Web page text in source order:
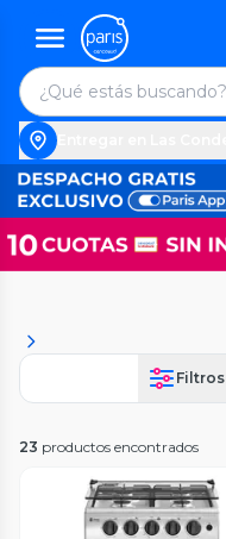
Filtros
23 productos encontrados